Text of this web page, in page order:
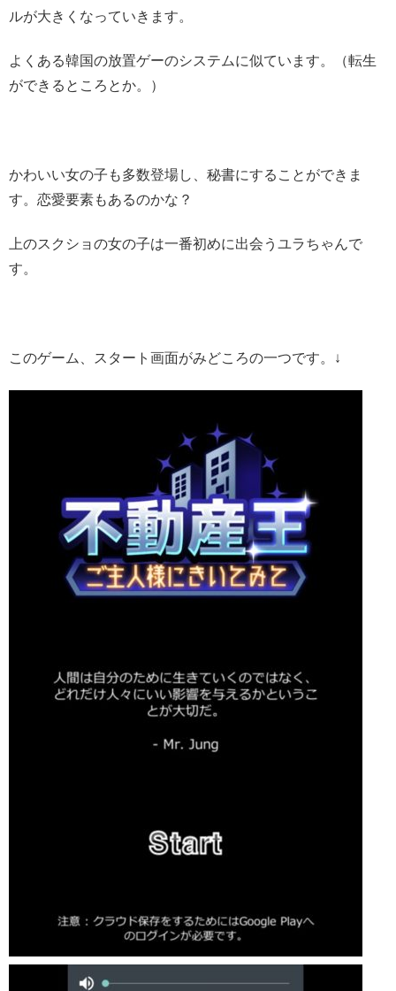
ルが大きくなっていきます。
よくある韓国の放置ゲーのシステムに似ています。（転生
ができるところとか。）
かわいい女の子も多数登場し、秘書にすることができま
す。恋愛要素もあるのかな？
上のスクショの女の子は一番初めに出会うユラちゃんで
す。
このゲーム、スタート画面がみどころの一つです。↓